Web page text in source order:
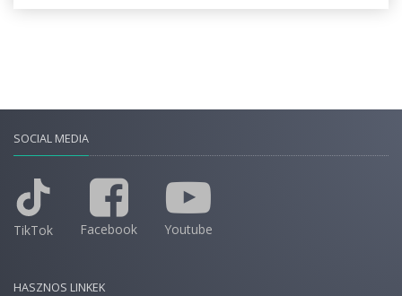
SOCIAL MEDIA
TikTok Facebook Youtube
HASZNOS LINKEK